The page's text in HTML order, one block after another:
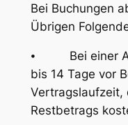
Bei Buchungen
Übrigen
⦁ Bei einer
bis 14 Tage vor
Vertragslaufzeit,
Restbetrags